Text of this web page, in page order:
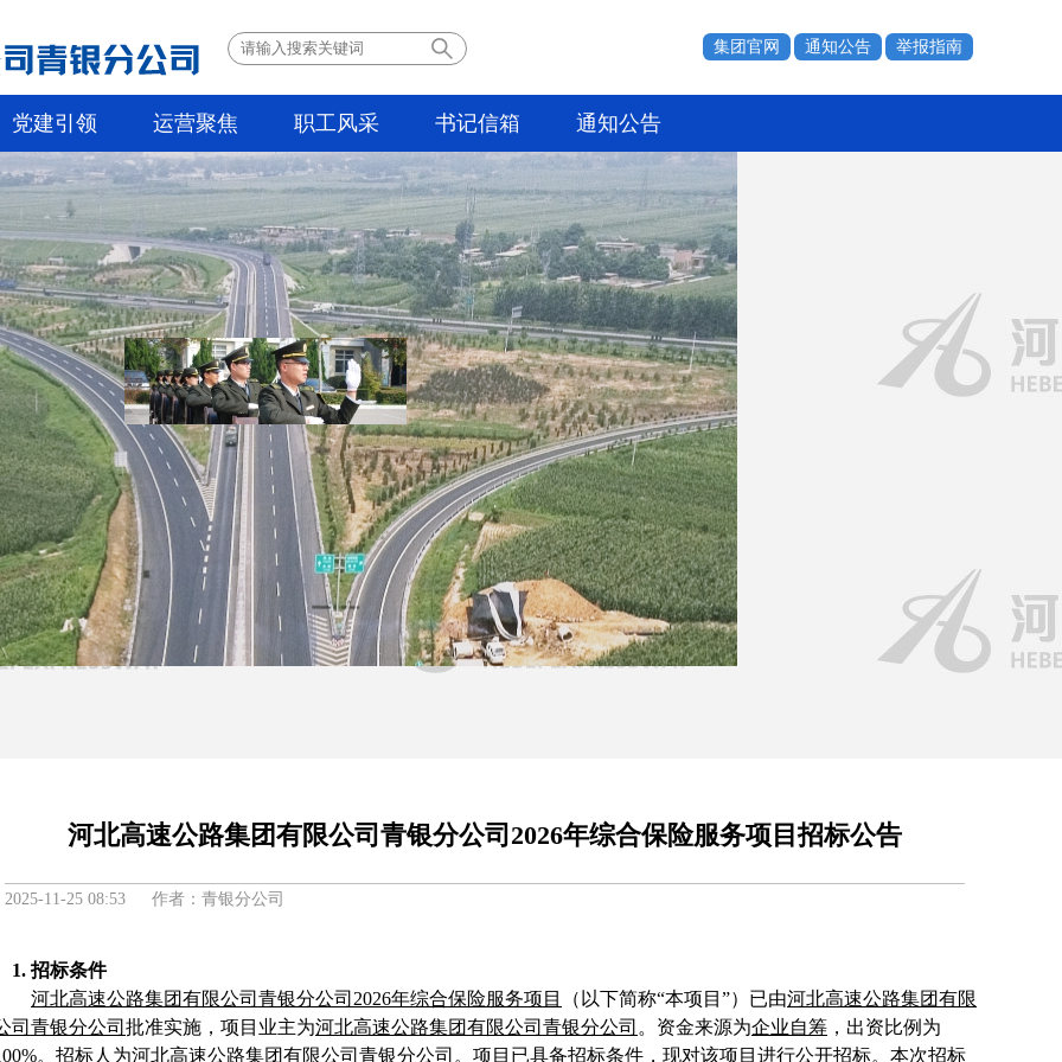
集团官网 通知公告 举报指南
党建引领 运营聚焦 职工风采 书记信箱 通知公告
河北高速公路集团有限公司青银分公司2026年综合保险服务项目招标公告
2025-11-25 08:53 作者：青银分公司
1. 招标条件
河北高速公路集团有限公司青银分公司 2026年综合保险服务项目 （以下简称“本项目”）已由河北高速公路集团有限
司青银分公司 批准实施， 项目业主为河北高速公路集团有限公司青银分公司 。资金来源为企业自筹 ，出资比例为
。招标人为河北高速公路集团有限公司青银分公司 。项目已具备招标条件，现对该项目进行公开招标。 本次招标